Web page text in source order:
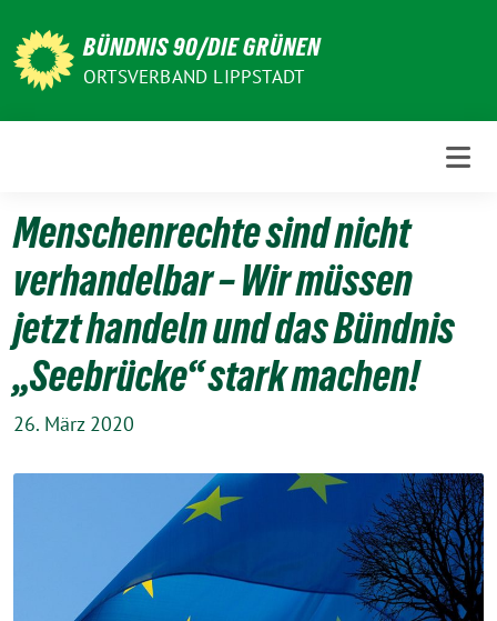
zum
Inhalt
BÜNDNIS 90/DIE GRÜNEN
ORTSVERBAND LIPPSTADT
Menschenrechte sind nicht
verhandelbar – Wir müssen
jetzt handeln und das Bündnis
„Seebrücke“ stark machen!
26. März 2020